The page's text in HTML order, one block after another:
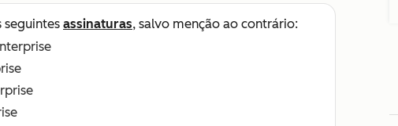
seguintes assinaturas, salvo menção ao contrário: